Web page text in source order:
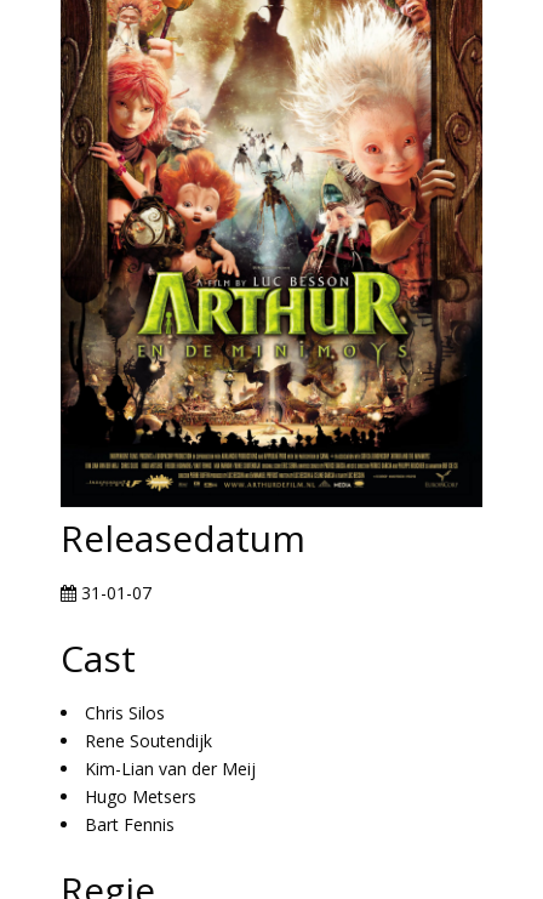
Releasedatum
31-01-07
Cast
Chris Silos
Rene Soutendijk
Kim-Lian van der Meij
Hugo Metsers
Bart Fennis